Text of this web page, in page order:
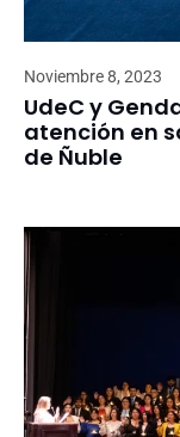
Noviembre 8, 2023
UdeC y
atención en
de Ñuble